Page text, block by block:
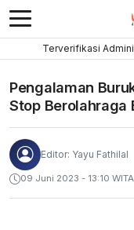
Terverifikasi
Pengalaman
Stop Berolahraga
Editor: Yayu Fathilal
09 Juni 2023 - 13:10 WITA